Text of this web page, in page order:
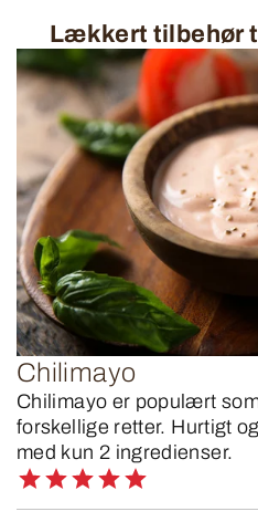
Lækkert tilbehør
Chilimayo
Chilimayo er populært
forskellige retter. Hurtigt
med kun 2 ingredienser.